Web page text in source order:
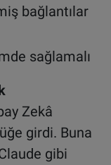
bağlantılar
sağlamalı
Zekâ
girdi. Buna
gibi